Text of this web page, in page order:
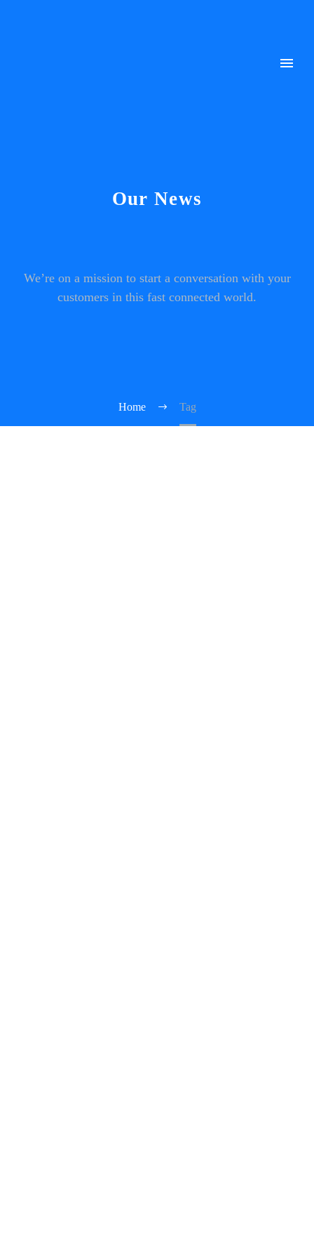
Our News
We’re on a mission to start a conversation with your
customers in this fast connected world.
Home Tag